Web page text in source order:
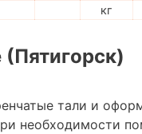
кг
тали и
необходимости